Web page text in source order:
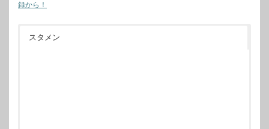
録から！
スタメン